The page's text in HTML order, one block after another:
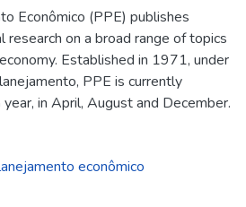
Econômico (PPE) publishes
research on a broad range of topics
Established in 1971, under
PPE is currently
in April, August and December.
econômico